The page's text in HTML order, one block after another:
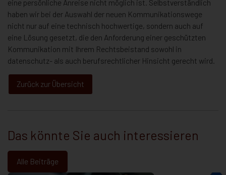
Zurück zur Übersicht
eine persönliche Anreise nicht möglich ist. Selbstverständlich
haben wir bei der Auswahl der neuen Kommunikationswege
nicht nur auf eine technisch hochwertige, sondern auch auf
eine Lösung gesetzt, die den Anforderung einer geschützten
Kommunikation mit Ihrem Rechtsbeistand sowohl in
datenschutz- als auch berufsrechtlicher Hinsicht gerecht wird.
Das könnte Sie auch interessieren
Alle Beiträge